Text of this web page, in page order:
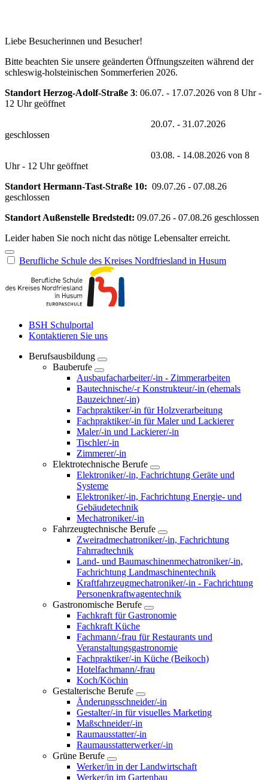
Liebe Besucherinnen und Besucher!
Bitte beachten Sie unsere geänderten Öffnungszeiten während der
schleswig-holsteinischen Sommerferien 2026.
Standort Herzog-Adolf-Straße 3: 06.07. - 17.07.2026 von 8 Uhr -
12 Uhr geöffnet
20.07. - 31.07.2026
geschlossen
03.08. - 14.08.2026 von 8
Uhr - 12 Uhr geöffnet
Standort Hermann-Tast-Straße 10: 09.07.26 - 07.08.26
geschlossen
Standort Außenstelle Bredstedt: 09.07.26 - 07.08.26 geschlossen
Leider haben Sie noch nicht das nötige Lebensalter erreicht.
Berufliche Schule des Kreises Nordfriesland in Husum
BSH Schulportal
Kontaktieren Sie uns
Berufsausbildung
Bauberufe
Ausbaufacharbeiter/-in - Zimmerarbeiten
Bautechnische/-r Konstrukteur/-in (ehemals
Bauzeichner/-in)
Fachpraktiker/-in für Holzverarbeitung
Fachpraktiker/-in für Maler und Lackierer
Maler/-in und Lackierer/-in
Tischler/-in
Zimmerer/-in
Elektrotechnische Berufe
Elektroniker/-in, Fachrichtung Geräte und
Systeme
Elektroniker/-in, Fachrichtung Energie- und
Gebäudetechnik
Mechatroniker/-in
Fahrzeugtechnische Berufe
Zweiradmechatroniker/-in, Fachrichtung
Fahrradtechnik
Land- und Baumaschinenmechatroniker/-in,
Fachrichtung Landmaschinentechnik
Kraftfahrzeugmechatroniker/-in - Fachrichtung
Personenkraftwagentechnik
Gastronomische Berufe
Fachkraft für Gastronomie
Fachkraft Küche
Fachmann/-frau für Restaurants und
Veranstaltungsgastronomie
Fachpraktiker/-in Küche (Beikoch)
Hotelfachmann/-frau
Koch/Köchin
Gestalterische Berufe
Änderungsschneider/-in
Gestalter/-in für visuelles Marketing
Maßschneider/-in
Raumausstatter/-in
Raumausstatterwerker/-in
Grüne Berufe
Werker/in in der Landwirtschaft
Werker/in im Gartenbau